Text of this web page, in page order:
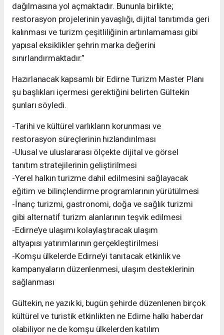
dağılmasına yol açmaktadır. Bununla birlikte;
restorasyon projelerinin yavaşlığı, dijital tanıtımda geri
kalınması ve turizm çeşitliliğinin artırılamaması gibi
yapısal eksiklikler şehrin marka değerini
sınırlandırmaktadır.”
Hazırlanacak kapsamlı bir Edirne Turizm Master Planı
şu başlıkları içermesi gerektiğini belirten Gültekin
şunları söyledi.
-Tarihi ve kültürel varlıkların korunması ve
restorasyon süreçlerinin hızlandırılması
-Ulusal ve uluslararası ölçekte dijital ve görsel
tanıtım stratejilerinin geliştirilmesi
-Yerel halkın turizme dahil edilmesini sağlayacak
eğitim ve bilinçlendirme programlarının yürütülmesi
-İnanç turizmi, gastronomi, doğa ve sağlık turizmi
gibi alternatif turizm alanlarının teşvik edilmesi
-Edirne’ye ulaşımı kolaylaştıracak ulaşım
altyapısı yatırımlarının gerçekleştirilmesi
-Komşu ülkelerde Edirne’yi tanıtacak etkinlik ve
kampanyaların düzenlenmesi, ulaşım desteklerinin
sağlanması
Gültekin, ne yazık ki, bugün şehirde düzenlenen birçok
kültürel ve turistik etkinlikten ne Edirne halkı haberdar
olabiliyor ne de komşu ülkelerden katılım